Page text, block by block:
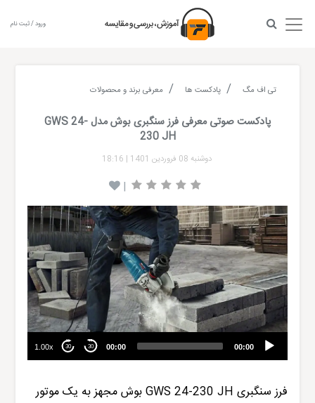
ورود / ثبت نام
تی اف مگ پادکست ها معرفی برند و محصولات
پادکست صوتی معرفی فرز سنگبری بوش مدل GWS 24-
230 JH
دوشنبه 08 فروردین 1401 |
18:16
|
00:00
00:00
30
30
1.00x
فرز سنگبری GWS 24-230 JH بوش مجهز به یک موتور